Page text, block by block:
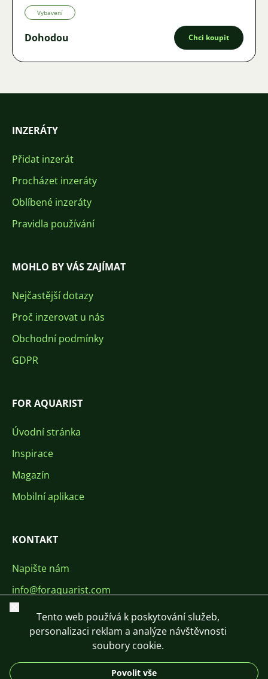
Vybavení
Dohodou Chci koupit
INZERÁTY
Přidat inzerát
Procházet inzeráty
Oblíbené inzeráty
Pravidla používání
MOHLO BY VÁS ZAJÍMAT
Nejčastější dotazy
Proč inzerovat u nás
Obchodní podmínky
GDPR
FOR AQUARIST
Úvodní stránka
Inspirace
Magazín
Mobilní aplikace
KONTAKT
Napište nám
info@foraquarist.com
+420 603 449 602
Zavřít
Tento web používá k poskytování služeb,
personalizaci reklam a analýze návštěvnosti
soubory cookie.
Povolit vše